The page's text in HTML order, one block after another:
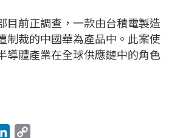
目前正調查，一款由台積電製造
制裁的中國華為產品中。此案使
導體產業在全球供應鏈中的角色